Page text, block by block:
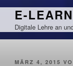
Zum
springen
E-
Digitale Lehre an
MÄRZ 4, 2015